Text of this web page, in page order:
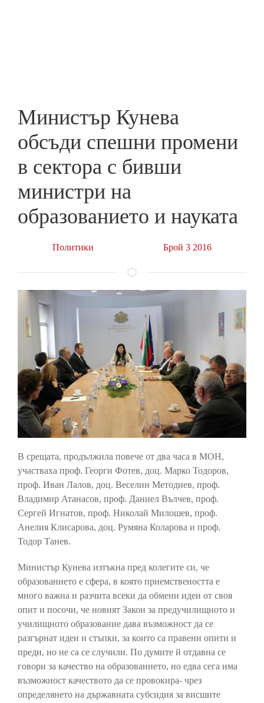
Министър Кунева
обсъди спешни промени
в сектора с бивши
министри на
образованието и науката
Политики Брой 3 2016
В срещата, продължила повече от два часа в МОН,
участваха проф. Георги Фотев, доц. Марко Тодоров,
проф. Иван Лалов, доц. Веселин Методиев, проф.
Владимир Атанасов, проф. Даниел Вълчев, проф.
Сергей Игнатов, проф. Николай Милошев, проф.
Анелия Клисарова, доц. Румяна Коларова и проф.
Тодор Танев.
Министър Кунева изтъкна пред колегите си, че
образованието е сфера, в която приемствеността е
много важна и разчита всеки да обмени идеи от своя
опит и посочи, че новият Закон за предучилищното и
училищното образование дава възможност да се
разгърнат идеи и стъпки, за които са правени опити и
преди, но не са се случили. По думите й отдавна се
говори за качество на образованието, но едва сега има
възможност качеството да се провокира- чрез
определянето на държавната субсидия за висшите